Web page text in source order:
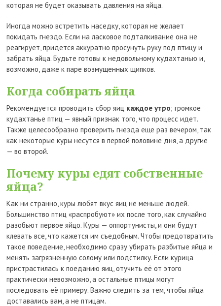
которая не будет оказывать давления на яйца.
Иногда можно встретить наседку, которая не желает
покидать гнездо. Если на ласковое подталкивание она не
реагирует, придется аккуратно просунуть руку под птицу и
забрать яйца. Будьте готовы к недовольному кудахтанью и,
возможно, даже к паре возмущенных щипков.
Когда собирать яйца
Рекомендуется проводить сбор яиц каждое утро; громкое
кудахтанье птиц — явный признак того, что процесс идет.
Также целесообразно проверить гнезда еще раз вечером, так
как некоторые куры несутся в первой половине дня, а другие
— во второй.
Почему куры едят собственные
яйца?
Как ни странно, куры любят вкус яиц не меньше людей.
Большинство птиц «распробуют» их после того, как случайно
разобьют первое яйцо. Куры — оппортунисты, и они будут
клевать все, что кажется им съедобным. Чтобы предотвратить
такое поведение, необходимо сразу убирать разбитые яйца и
менять загрязненную солому или подстилку. Если курица
пристрастилась к поеданию яиц, отучить её от этого
практически невозможно, а остальные птицы могут
последовать её примеру. Важно следить за тем, чтобы яйца
доставались вам, а не птицам.